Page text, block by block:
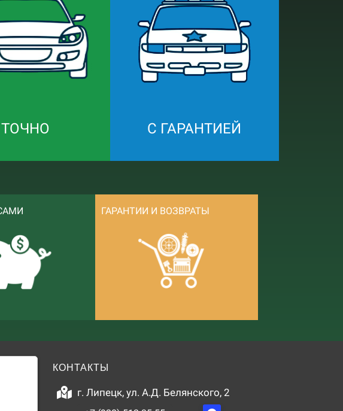
ТОЧНО С ГАРАНТИЕЙ
ГАРАНТИИ И ВОЗВРАТЫ
КОНТАКТЫ
г. Липецк, ул. А.Д. Белянского, 2